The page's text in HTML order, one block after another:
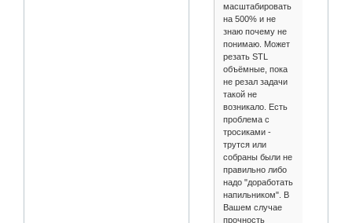
масштабировать
на 500% и не
знаю почему не
понимаю. Может
резать STL
объёмные, пока
не резал задачи
такой не
возникало. Есть
проблема с
тросиками -
трутся или
собраны были не
правильно либо
надо "доработать
напильником". В
Вашем случае
прочность